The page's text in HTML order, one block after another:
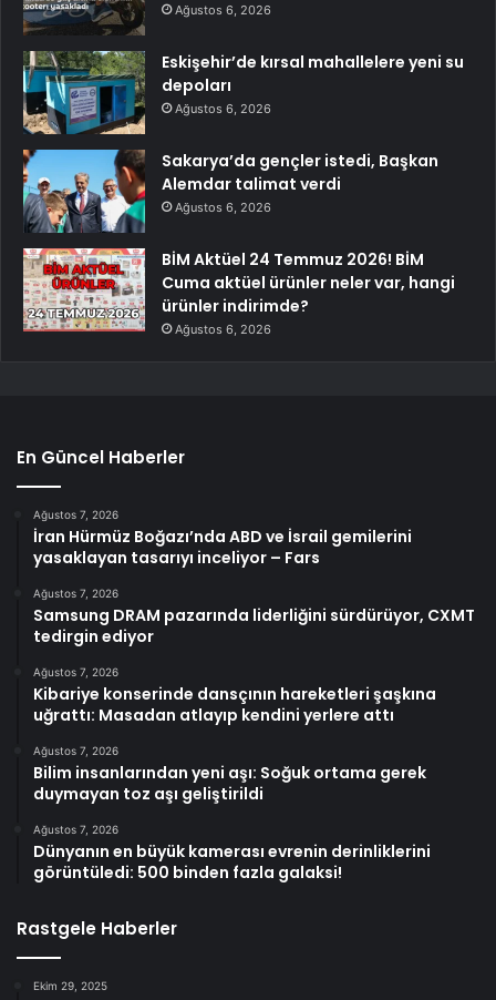
Ağustos 6, 2026
Eskişehir’de kırsal mahallelere yeni su
depoları
Ağustos 6, 2026
Sakarya’da gençler istedi, Başkan
Alemdar talimat verdi
Ağustos 6, 2026
BİM Aktüel 24 Temmuz 2026! BİM
Cuma aktüel ürünler neler var, hangi
ürünler indirimde?
Ağustos 6, 2026
En Güncel Haberler
Ağustos 7, 2026
İran Hürmüz Boğazı’nda ABD ve İsrail gemilerini
yasaklayan tasarıyı inceliyor – Fars
Ağustos 7, 2026
Samsung DRAM pazarında liderliğini sürdürüyor, CXMT
tedirgin ediyor
Ağustos 7, 2026
Kibariye konserinde dansçının hareketleri şaşkına
uğrattı: Masadan atlayıp kendini yerlere attı
Ağustos 7, 2026
Bilim insanlarından yeni aşı: Soğuk ortama gerek
duymayan toz aşı geliştirildi
Ağustos 7, 2026
Dünyanın en büyük kamerası evrenin derinliklerini
görüntüledi: 500 binden fazla galaksi!
Rastgele Haberler
Ekim 29, 2025